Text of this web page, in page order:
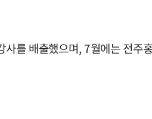
를 배출했으며, 7월에는 전주